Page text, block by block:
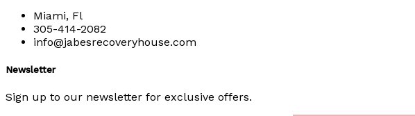
Miami, Fl
305-414-2082
info@jabesrecoveryhouse.com
Newsletter
Sign up to our newsletter for exclusive offers.